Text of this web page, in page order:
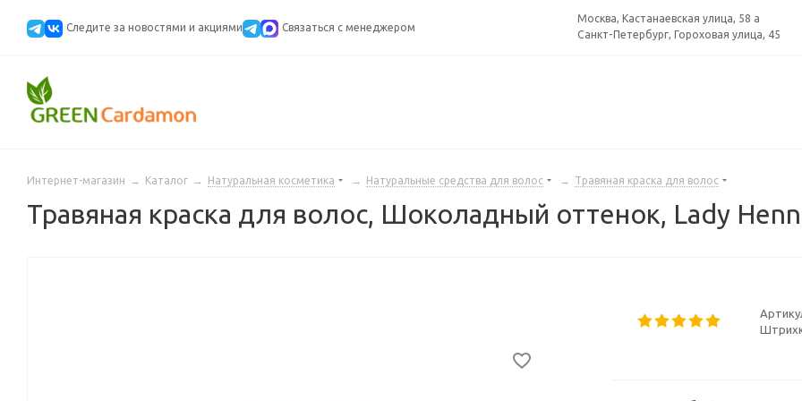
Следите за новостями и акциями Cвязаться с менеджером
Москва, Кастанаевская улица, 58 а
Санкт-Петербург, Гороховая улица, 45
Интернет-магазин → Каталог → Натуральная косметика → Натуральные средства для волос → Травяная краска для волос
Травяная краска для волос, Шоколадный оттенок, Lady